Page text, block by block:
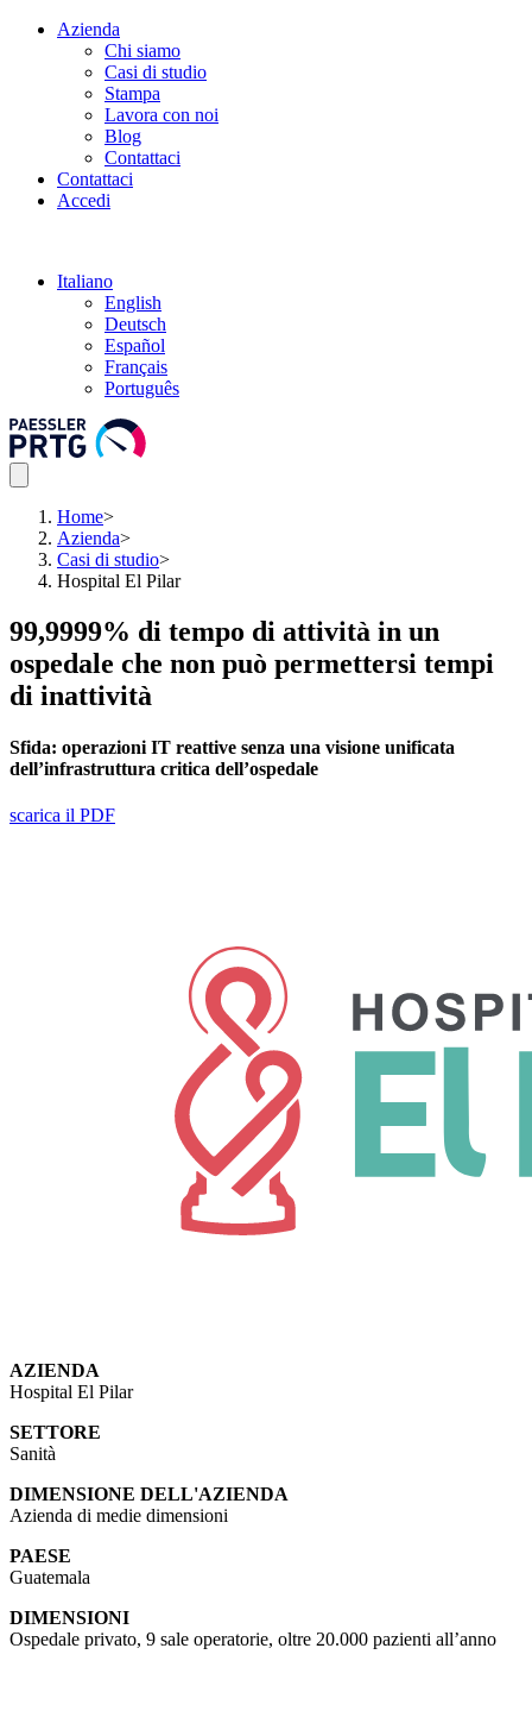
Azienda
Chi siamo
Casi di studio
Stampa
Lavora con noi
Blog
Contattaci
Contattaci
Accedi
Italiano
English
Deutsch
Español
Français
Português
Home>
Azienda>
Casi di studio>
Hospital El Pilar
99,9999% di tempo di attività in un
ospedale che non può permettersi tempi
di inattività
Sfida: operazioni IT reattive senza una visione unificata
dell’infrastruttura critica dell’ospedale
scarica il PDF
AZIENDA
Hospital El Pilar
SETTORE
Sanità
DIMENSIONE DELL'AZIENDA
Azienda di medie dimensioni
PAESE
Guatemala
DIMENSIONI
Ospedale privato, 9 sale operatorie, oltre 20.000 pazienti all’anno